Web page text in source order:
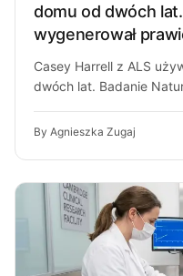
domu od dwóch
wygenerował
Casey Harrell z ALS
dwóch lat. Badanie
By Agnieszka Zugaj